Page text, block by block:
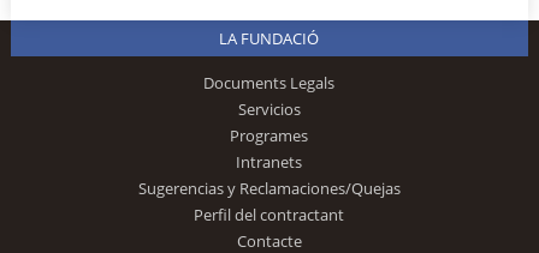
LA FUNDACIÓ
Documents Legals
Servicios
Programes
Intranets
Sugerencias y Reclamaciones/Quejas
Perfil del contractant
Contacte